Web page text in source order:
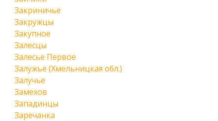
Закриничье
Закружцы
Закупное
Залесцы
Залесье Первое
Залужье (Хмельницкая обл.)
Залучье
Замехов
Западинцы
Заречанка